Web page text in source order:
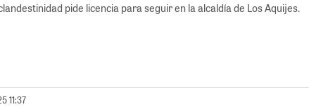
pide licencia para seguir en la alcaldía de Los Aquijes.
11:37